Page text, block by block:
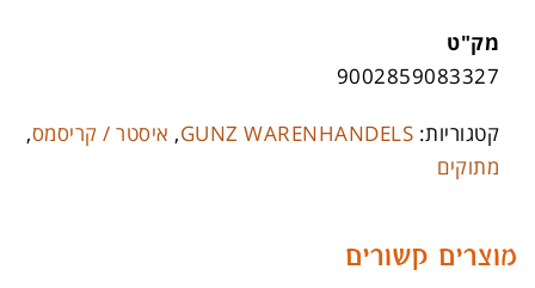
מק"ט
9002859083327
קטגוריות: GUNZ WARENHANDELS
, איסטר / קריסמס,
מתוקים
מוצרים קשורים